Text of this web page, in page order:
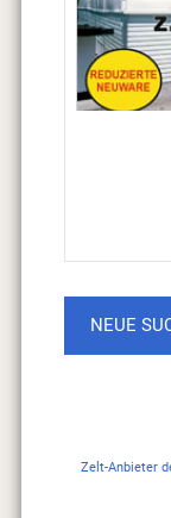
NEUE
Zelt-Anbieter